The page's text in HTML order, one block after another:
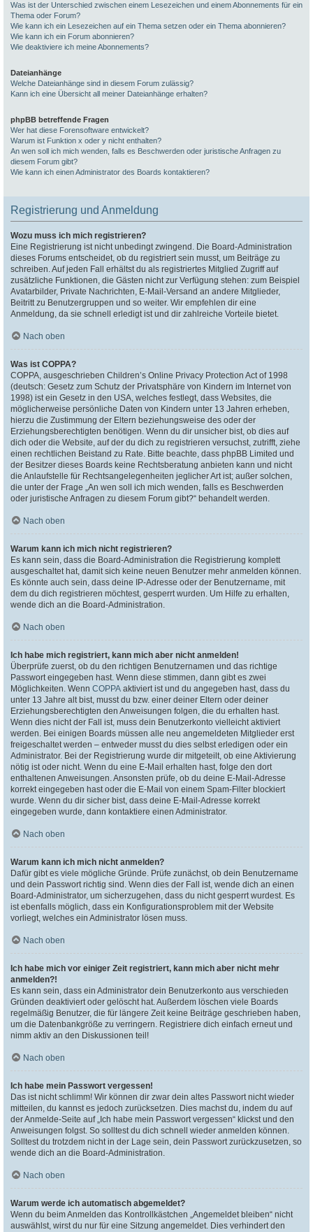
Was ist der Unterschied zwischen einem Lesezeichen und einem Abonnements für ein
Thema oder Forum?
Wie kann ich ein Lesezeichen auf ein Thema setzen oder ein Thema abonnieren?
Wie kann ich ein Forum abonnieren?
Wie deaktiviere ich meine Abonnements?
Dateianhänge
Welche Dateianhänge sind in diesem Forum zulässig?
Kann ich eine Übersicht all meiner Dateianhänge erhalten?
phpBB betreffende Fragen
Wer hat diese Forensoftware entwickelt?
Warum ist Funktion x oder y nicht enthalten?
An wen soll ich mich wenden, falls es Beschwerden oder juristische Anfragen zu
diesem Forum gibt?
Wie kann ich einen Administrator des Boards kontaktieren?
Registrierung und Anmeldung
Wozu muss ich mich registrieren?
Eine Registrierung ist nicht unbedingt zwingend. Die Board-Administration
dieses Forums entscheidet, ob du registriert sein musst, um Beiträge zu
schreiben. Auf jeden Fall erhältst du als registriertes Mitglied Zugriff auf
zusätzliche Funktionen, die Gästen nicht zur Verfügung stehen: zum Beispiel
Avatarbilder, Private Nachrichten, E-Mail-Versand an andere Mitglieder,
Beitritt zu Benutzergruppen und so weiter. Wir empfehlen dir eine
Anmeldung, da sie schnell erledigt ist und dir zahlreiche Vorteile bietet.
Nach oben
Was ist COPPA?
COPPA, ausgeschrieben Children’s Online Privacy Protection Act of 1998
(deutsch: Gesetz zum Schutz der Privatsphäre von Kindern im Internet von
1998) ist ein Gesetz in den USA, welches festlegt, dass Websites, die
möglicherweise persönliche Daten von Kindern unter 13 Jahren erheben,
hierzu die Zustimmung der Eltern beziehungsweise des oder der
Erziehungsberechtigten benötigen. Wenn du dir unsicher bist, ob dies auf
dich oder die Website, auf der du dich zu registrieren versuchst, zutrifft, ziehe
einen rechtlichen Beistand zu Rate. Bitte beachte, dass phpBB Limited und
der Besitzer dieses Boards keine Rechtsberatung anbieten kann und nicht
die Anlaufstelle für Rechtsangelegenheiten jeglicher Art ist; außer solchen,
die unter der Frage „An wen soll ich mich wenden, falls es Beschwerden
oder juristische Anfragen zu diesem Forum gibt?“ behandelt werden.
Nach oben
Warum kann ich mich nicht registrieren?
Es kann sein, dass die Board-Administration die Registrierung komplett
ausgeschaltet hat, damit sich keine neuen Benutzer mehr anmelden können.
Es könnte auch sein, dass deine IP-Adresse oder der Benutzername, mit
dem du dich registrieren möchtest, gesperrt wurden. Um Hilfe zu erhalten,
wende dich an die Board-Administration.
Nach oben
Ich habe mich registriert, kann mich aber nicht anmelden!
Überprüfe zuerst, ob du den richtigen Benutzernamen und das richtige
Passwort eingegeben hast. Wenn diese stimmen, dann gibt es zwei
Möglichkeiten. Wenn COPPA aktiviert ist und du angegeben hast, dass du
unter 13 Jahre alt bist, musst du bzw. einer deiner Eltern oder deiner
Erziehungsberechtigten den Anweisungen folgen, die du erhalten hast.
Wenn dies nicht der Fall ist, muss dein Benutzerkonto vielleicht aktiviert
werden. Bei einigen Boards müssen alle neu angemeldeten Mitglieder erst
freigeschaltet werden – entweder musst du dies selbst erledigen oder ein
Administrator. Bei der Registrierung wurde dir mitgeteilt, ob eine Aktivierung
nötig ist oder nicht. Wenn du eine E-Mail erhalten hast, folge den dort
enthaltenen Anweisungen. Ansonsten prüfe, ob du deine E-Mail-Adresse
korrekt eingegeben hast oder die E-Mail von einem Spam-Filter blockiert
wurde. Wenn du dir sicher bist, dass deine E-Mail-Adresse korrekt
eingegeben wurde, dann kontaktiere einen Administrator.
Nach oben
Warum kann ich mich nicht anmelden?
Dafür gibt es viele mögliche Gründe. Prüfe zunächst, ob dein Benutzername
und dein Passwort richtig sind. Wenn dies der Fall ist, wende dich an einen
Board-Administrator, um sicherzugehen, dass du nicht gesperrt wurdest. Es
ist ebenfalls möglich, dass ein Konfigurationsproblem mit der Website
vorliegt, welches ein Administrator lösen muss.
Nach oben
Ich habe mich vor einiger Zeit registriert, kann mich aber nicht mehr
anmelden?!
Es kann sein, dass ein Administrator dein Benutzerkonto aus verschieden
Gründen deaktiviert oder gelöscht hat. Außerdem löschen viele Boards
regelmäßig Benutzer, die für längere Zeit keine Beiträge geschrieben haben,
um die Datenbankgröße zu verringern. Registriere dich einfach erneut und
nimm aktiv an den Diskussionen teil!
Nach oben
Ich habe mein Passwort vergessen!
Das ist nicht schlimm! Wir können dir zwar dein altes Passwort nicht wieder
mitteilen, du kannst es jedoch zurücksetzen. Dies machst du, indem du auf
der Anmelde-Seite auf „Ich habe mein Passwort vergessen“ klickst und den
Anweisungen folgst. So solltest du dich schnell wieder anmelden können.
Solltest du trotzdem nicht in der Lage sein, dein Passwort zurückzusetzen, so
wende dich an die Board-Administration.
Nach oben
Warum werde ich automatisch abgemeldet?
Wenn du beim Anmelden das Kontrollkästchen „Angemeldet bleiben“ nicht
auswählst, wirst du nur für eine Sitzung angemeldet. Dies verhindert den